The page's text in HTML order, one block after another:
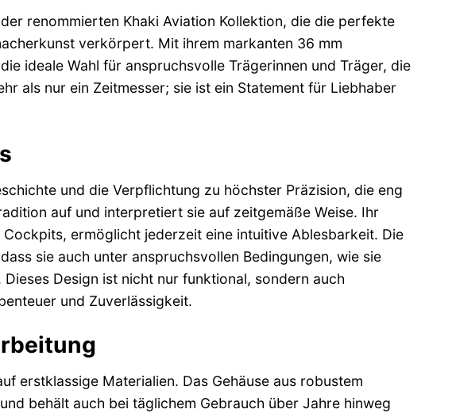
renommierten Khaki Aviation Kollektion, die die perfekte
verkörpert. Mit ihrem markanten 36 mm
ideale Wahl für anspruchsvolle Trägerinnen und Träger, die
als nur ein Zeitmesser; sie ist ein Statement für Liebhaber
und die Verpflichtung zu höchster Präzision, die eng
auf und interpretiert sie auf zeitgemäße Weise. Ihr
ermöglicht jederzeit eine intuitive Ablesbarkeit. Die
sie auch unter anspruchsvollen Bedingungen, wie sie
Design ist nicht nur funktional, sondern auch
und Zuverlässigkeit.
erstklassige Materialien. Das Gehäuse aus robustem
behält auch bei täglichem Gebrauch über Jahre hinweg